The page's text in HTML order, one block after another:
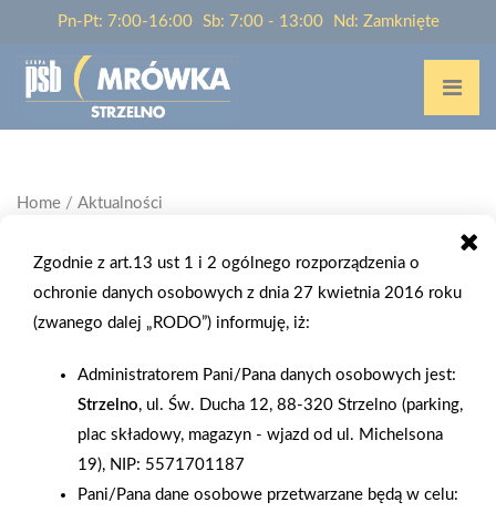
Pn-Pt: 7:00-16:00 Sb: 7:00 - 13:00 Nd: Zamknięte
Home / Aktualności
AKTUALNOŚCI Z SIECI PSB
Zgodnie z art.13 ust 1 i 2 ogólnego rozporządzenia o
ochronie danych osobowych z dnia 27 kwietnia 2016 roku
(zwanego dalej „RODO”) informuję, iż:
Administratorem Pani/Pana danych osobowych jest:
Strzelno, ul. Św. Ducha 12, 88-320 Strzelno (parking,
plac składowy, magazyn - wjazd od ul. Michelsona
19), NIP: 5571701187
Pani/Pana dane osobowe przetwarzane będą w celu: